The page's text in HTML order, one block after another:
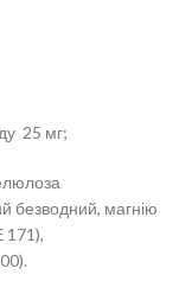
25 мг;
безводний, магнію
171),